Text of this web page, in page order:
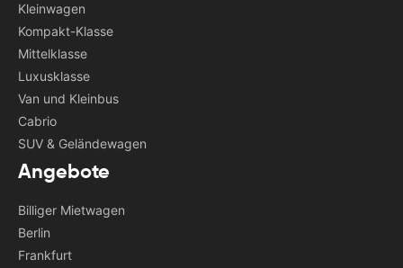
Kleinwagen
Kompakt-Klasse
Mittelklasse
Luxusklasse
Van und Kleinbus
Cabrio
SUV & Geländewagen
Angebote
Billiger Mietwagen
Berlin
Frankfurt